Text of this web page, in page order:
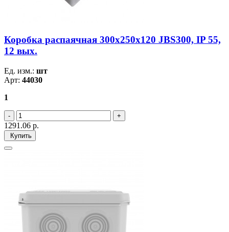
Коробка распаячная 300х250х120 JBS300, IP 55,
12 вых.
Ед. изм.: шт
Арт: 44030
1
1291.06 р.
Купить